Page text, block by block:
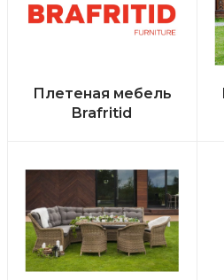
Плетеная мебель
Brafritid